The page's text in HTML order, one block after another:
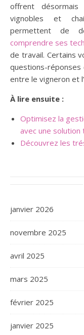
offrent
vignobles et
permettent de
comprendre ses
de travail. Certains
questions-réponses
entre le vigneron et
À lire ensuite :
Optimisez la
avec une solution
Découvrez les
janvier 2026
novembre 2025
avril 2025
mars 2025
février 2025
janvier 2025